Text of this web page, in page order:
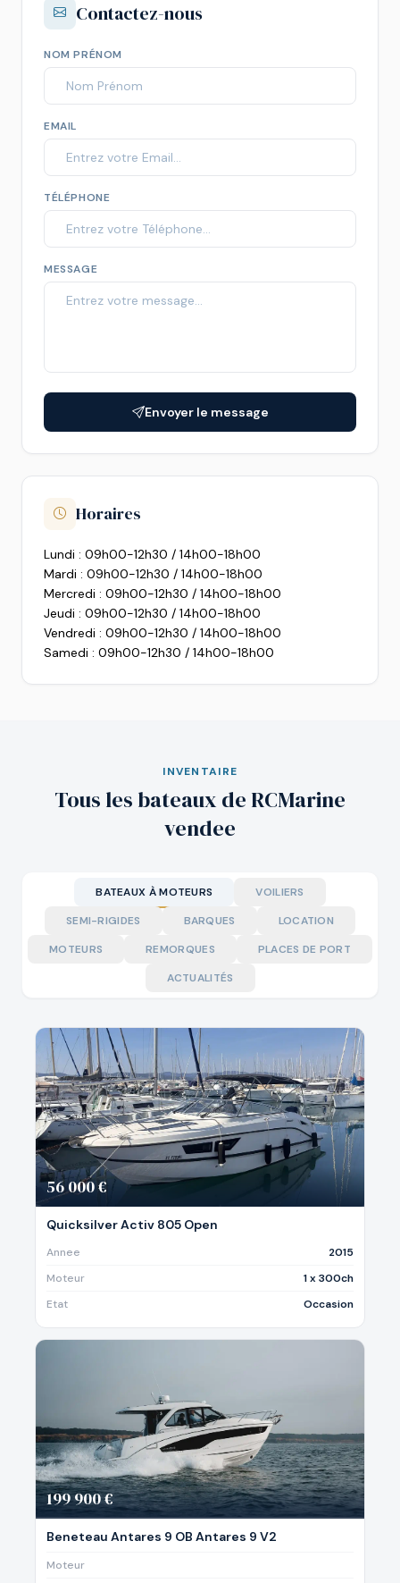
Contactez-nous
NOM PRÉNOM
EMAIL
TÉLÉPHONE
MESSAGE
Envoyer le message
Horaires
Lundi : 09h00-12h30 / 14h00-18h00
Mardi : 09h00-12h30 / 14h00-18h00
Mercredi : 09h00-12h30 / 14h00-18h00
Jeudi : 09h00-12h30 / 14h00-18h00
Vendredi : 09h00-12h30 / 14h00-18h00
Samedi : 09h00-12h30 / 14h00-18h00
INVENTAIRE
Tous les bateaux de RCMarine
vendee
BATEAUX À MOTEURS
VOILIERS
SEMI-RIGIDES
BARQUES
LOCATION
MOTEURS
REMORQUES
PLACES DE PORT
ACTUALITÉS
56 000 €
Quicksilver Activ 805 Open
Annee
2015
Moteur
1 x 300ch
Etat
Occasion
199 900 €
Beneteau Antares 9 OB Antares 9 V2
Moteur